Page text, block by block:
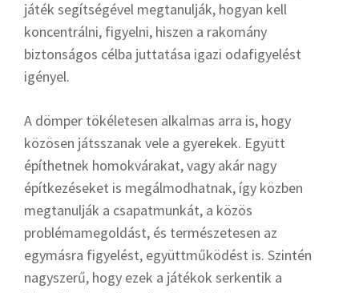
játék segítségével megtanulják, hogyan kell
koncentrálni, figyelni, hiszen a rakomány
biztonságos célba juttatása igazi odafigyelést
igényel.
A dömper tökéletesen alkalmas arra is, hogy
közösen játsszanak vele a gyerekek. Együtt
építhetnek homokvárakat, vagy akár nagy
építkezéseket is megálmodhatnak, így közben
megtanulják a csapatmunkát, a közös
problémamegoldást, és természetesen az
egymásra figyelést, együttműködést is. Szintén
nagyszerű, hogy ezek a játékok serkentik a